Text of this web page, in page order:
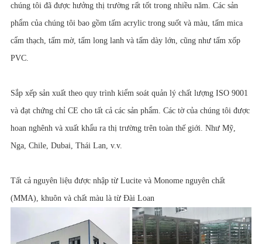
chúng tôi đã được hưởng thị trường rất tốt trong nhiều năm. Các sản
phẩm của chúng tôi bao gồm tấm acrylic trong suốt và màu, tấm mica
cẩm thạch, tấm mờ, tấm long lanh và tấm dày lớn, cũng như tấm xốp
PVC.
Sắp xếp sản xuất theo quy trình kiểm soát quản lý chất lượng ISO 9001
và đạt chứng chỉ CE cho tất cả các sản phẩm. Các tờ của chúng tôi được
hoan nghênh và xuất khẩu ra thị trường trên toàn thế giới. Như Mỹ,
Nga, Chile, Dubai, Thái Lan, v.v.
Tất cả nguyên liệu được nhập từ Lucite và Monome nguyên chất
(MMA), khuôn và chất màu là từ Đài Loan